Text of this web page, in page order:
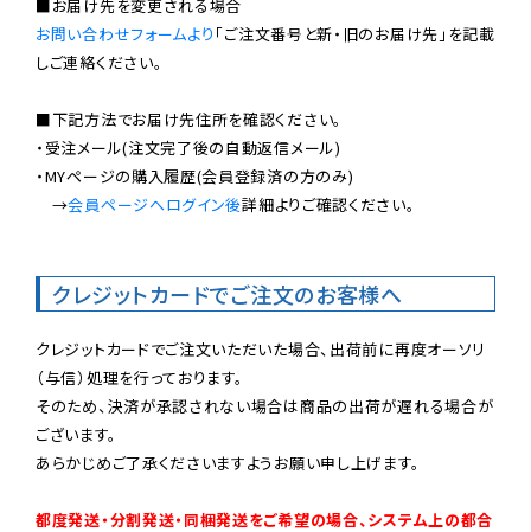
お問い合わせフォームより 「ご注文番号と新・旧のお届け先」を記載
しご連絡ください。
■下記方法でお届け先住所を確認ください。
・受注メール(注文完了後の自動返信メール)
・MYページの購入履歴(会員登録済の方のみ)
→会員ページへログイン後詳細よりご確認ください。
クレジットカードでご注文のお客様へ
クレジットカードでご注文いただいた場合、出荷前に再度オーソリ
（与信）処理を行っております。
そのため、決済が承認されない場合は商品の出荷が遅れる場合が
ございます。
あらかじめご了承くださいますようお願い申し上げます。
都度発送・分割発送・同梱発送をご希望の場合、システム上の都合